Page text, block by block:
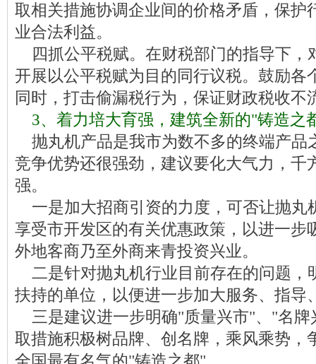
取相关措施协调企业间的价格矛盾，保护
业合法利益。
四抓公平税赋。在财税部门的指导下，
开展以公平税赋为目的同行议税。鼓励各
同时，打击偷漏税行为，保证财政税收不
3、着力培大育强，建筑全新的"铸造之
抛丸机产品是我市为数不多的终端产品
竞争优势还很强劲，建议要化大气力，千
强。
一是加大招商引资的力度，可否让抛丸
享受市开发区的有关优惠政策，以进一步
外地客商乃至外商来青投资兴业。
二是针对抛丸机行业目前存在的问题，
扶持的单位，以便进一步加大服务、指导
三是建议进一步明确"质量兴市"、"名牌
取措施积极树品牌、创名牌，乘风乘势，